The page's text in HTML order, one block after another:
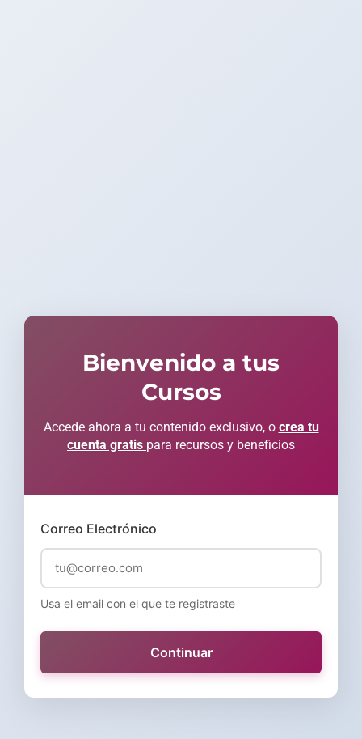
Bienvenido a tus
Cursos
Accede ahora a tu contenido exclusivo, o crea tu
cuenta gratis para recursos y beneficios
Correo Electrónico
Usa el email con el que te registraste
Continuar